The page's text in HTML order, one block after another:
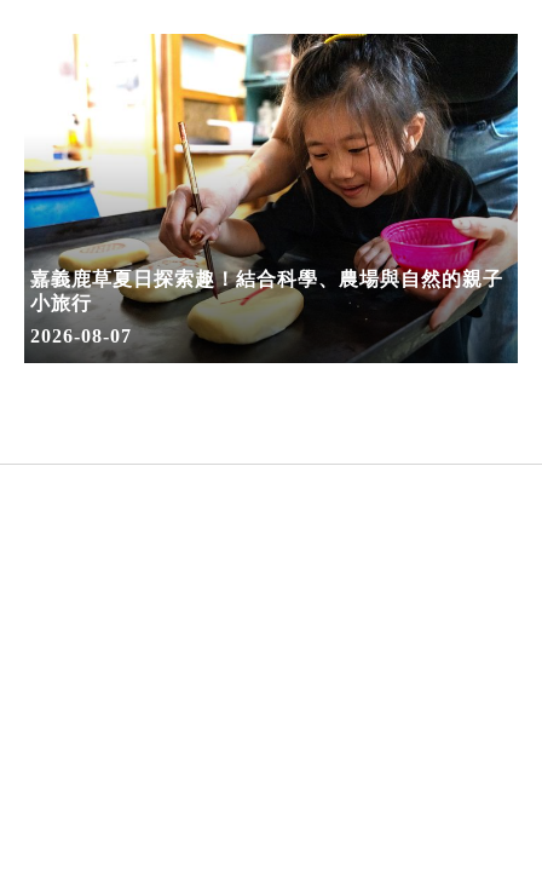
嘉義鹿草夏日探索趣！結合科學、農場與自然的親子
小旅行
2026-08-07